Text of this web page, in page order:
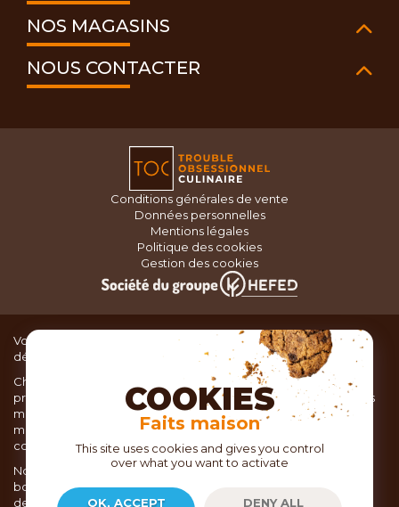
NOS MAGASINS
NOUS CONTACTER
Conditions générales de vente
Données personnelles
Mentions légales
Politique des cookies
Gestion des cookies
Vous recherchez du matériel de cuisine pour concocter de
délicieux plats ou des pâtisseries dignes d’un grand chef ?
Chez TOC, boutique d’ustensiles de cuisine, nous vous
proposons une large sélection de produits issus des meilleures
marques de matériel de cuisine: Ustensiles de pâtisserie,
matériel de cuisson, service de table, ustensiles de cuisine,
coutellerie, set picnic.
Nous vous réservons un accueil chaleureux au sein de nos 21
boutiques, mais vous trouverez également tout votre matériel
de cuisine en ligne sur notre site internet toc.fr
COOKIES
Faits maison
This site uses cookies and gives you control
over what you want to activate
OK, ACCEPT DENY ALL